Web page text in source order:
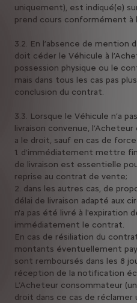
uniquement), est indiqué(e)
prend cours conformément à
3.2. En l’absence de
doit céder le Véhicule à
possession physique ou le
mais dans tous les cas pas
conclusion du contrat.
3.3. Lorsque le Véhicule n’a
livraison convenue,
a le droit, sauf en cas de
1. d’immédiatement mettre
de livraison est essentielle
reprise au contrat de vente;
2. dans les autres cas, de
délai de livraison adapté aux
n'a pas été livré à l'expiration
immédiatement le contrat.
En cas de résiliation du
montants éventuellement
sont remboursés dans les 8
réception de la notification
L’Acheteur consommateur
droit dans ce cas de